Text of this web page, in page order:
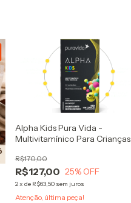
Alpha Kids Pura Vida -
Multivitamínico Para Crianças
Mastigáveis
R$127,00
R$170,00
25% OFF
2x de R$63,50 sem juros
Atenção, última peça!